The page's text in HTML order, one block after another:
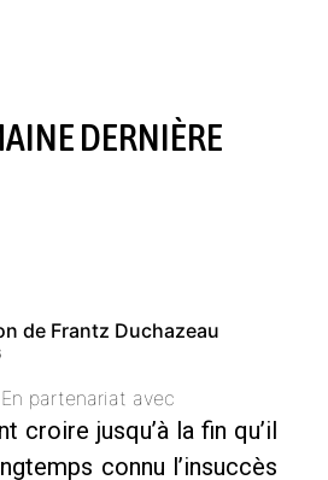
DERNIÈRE
de Frantz Duchazeau
En partenariat avec
croire jusqu’à la fin qu’il
connu l’insuccès